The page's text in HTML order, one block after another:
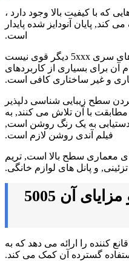
که با کیفیت بالا وجود دارد ،
پایان آنودایز شده پایدار
است.
در حالی که به اندازه برخی از آلیاژهای سری 5xxx دیگر قوی نیست
آن برای بسیاری از کاربردهای
و غیر ساختاری کافی است.
سطح زیبایی شناسی دلپذیر
مطابقت با آن تلاش می کنند, به
به یک رنگ روشن است,
فیلم آندی روشن لازم است.
معماری سطح بالا است, تریم
تزئینی, و پانل های لوازم خانگی.
2. ویژگی های اصلی و مزایای آن 5005
کننده را ارائه می دهد که به
گسترده آن کمک می کند.